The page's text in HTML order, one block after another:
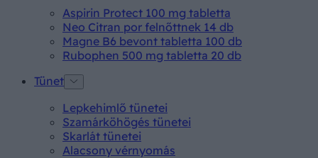
Aspirin Protect 100 mg tabletta
Neo Citran por felnőttnek 14 db
Magne B6 bevont tabletta 100 db
Rubophen 500 mg tabletta 20 db
Tünet
Lepkehimlő tünetei
Szamárköhögés tünetei
Skarlát tünetei
Alacsony vérnyomás